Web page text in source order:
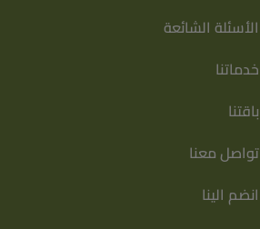
الأسئلة الشائعة
خدماتنا
باقتنا
تواصل معنا
انضم الينا